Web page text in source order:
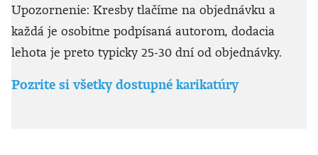
Upozornenie: Kresby tlačíme na objednávku a
každá je osobitne podpísaná autorom, dodacia
lehota je preto typicky 25-30 dní od objednávky.
Pozrite si všetky dostupné karikatúry